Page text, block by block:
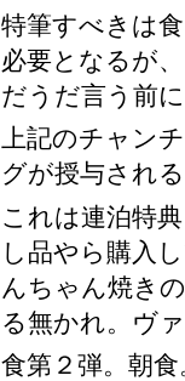
特筆すべきは
必要となるが
だうだ言う前
上記のチャン
グが授与され
これは連泊特
し品やら購入
んちゃん焼き
る無かれ。ヴ
食第２弾。朝